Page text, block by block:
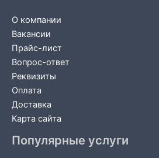
О компании
Вакансии
Прайс-лист
Вопрос-ответ
Реквизиты
Оплата
Доставка
Карта сайта
Популярные услуги